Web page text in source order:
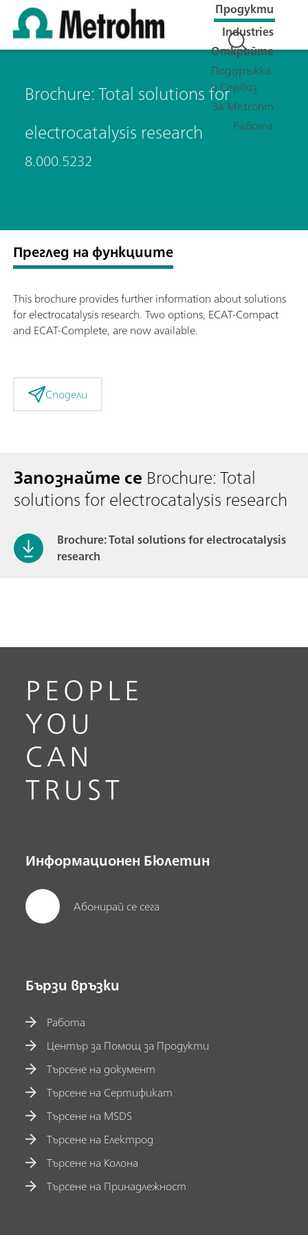
Продукти
Industries
Открийте
Поддръжка
и Сервиз
За Metrohm
Работа
Brochure: Total solutions for
electrocatalysis research
8.000.5232
Преглед на функциите
This brochure provides further information about solutions
for electrocatalysis research. Two options, ECAT-Compact
and ECAT-Complete, are now available.
Сподели
Запознайте се Brochure: Total
solutions for electrocatalysis research
Brochure: Total solutions for electrocatalysis
research
PEOPLE
YOU
CAN
TRUST
Информационен Бюлетин
Абонирай се сега
Бързи връзки
Работа
Център за Помощ за Продукти
Търсене на документ
Търсене на Сертификат
Търсене на MSDS
Търсене на Електрод
Търсене на Колона
Търсене на Принадлежност